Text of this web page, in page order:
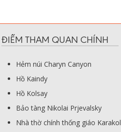
ĐIỂM THAM QUAN CHÍNH
Hẻm núi Charyn Canyon
Hồ Kaindy
Hồ Kolsay
Bảo tàng Nikolai Prjevalsky
Nhà thờ chính thống giáo Karakol